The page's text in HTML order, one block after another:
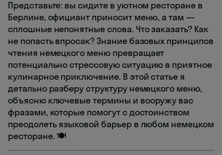
Представьте: вы сидите в уютном ресторане в
Берлине, официант приносит меню, а там —
сплошные непонятные слова. Что заказать? Как
не попасть впросак? Знание базовых принципов
чтения немецкого меню превращает
потенциально стрессовую ситуацию в приятное
кулинарное приключение. В этой статье я
детально разберу структуру немецкого меню,
объясню ключевые термины и вооружу вас
фразами, которые помогут с достоинством
преодолеть языковой барьер в любом немецком
ресторане. 🍽️